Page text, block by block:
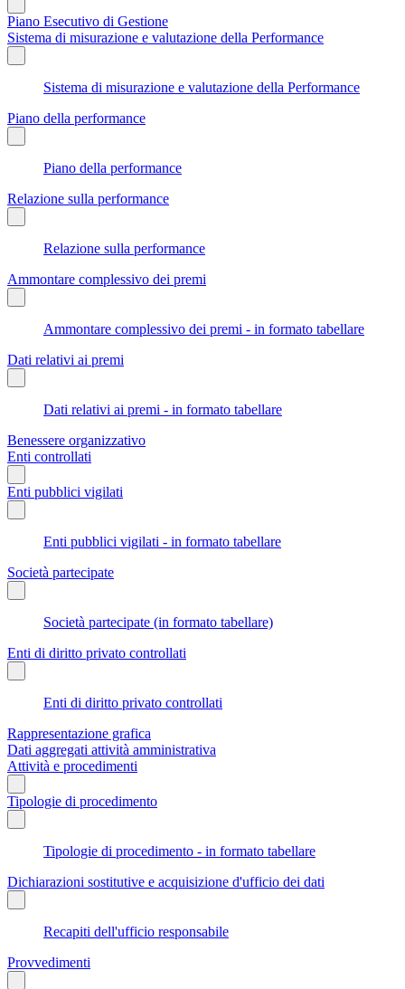
Piano Esecutivo di Gestione
Sistema di misurazione e valutazione della Performance
Sistema di misurazione e valutazione della Performance
Piano della performance
Piano della performance
Relazione sulla performance
Relazione sulla performance
Ammontare complessivo dei premi
Ammontare complessivo dei premi - in formato tabellare
Dati relativi ai premi
Dati relativi ai premi - in formato tabellare
Benessere organizzativo
Enti controllati
Enti pubblici vigilati
Enti pubblici vigilati - in formato tabellare
Società partecipate
Società partecipate (in formato tabellare)
Enti di diritto privato controllati
Enti di diritto privato controllati
Rappresentazione grafica
Dati aggregati attività amministrativa
Attività e procedimenti
Tipologie di procedimento
Tipologie di procedimento - in formato tabellare
Dichiarazioni sostitutive e acquisizione d'ufficio dei dati
Recapiti dell'ufficio responsabile
Provvedimenti